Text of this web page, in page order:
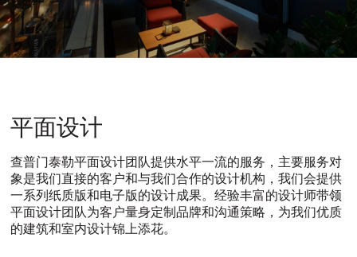
平
面
设
计
平面设计
查普门泰勒平面设计团队提供水平一流的服务，主要服务对
象是我们直接的客户和与我们合作的设计机构，我们会提供
一系列纸质版和电子版的设计成果。经验丰富的设计师带领
平面设计团队为客户量身定制品牌和沟通策略，为我们优质
的建筑和室内设计锦上添花。